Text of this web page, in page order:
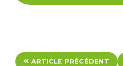
ARTICLE PRÉCÉDENT